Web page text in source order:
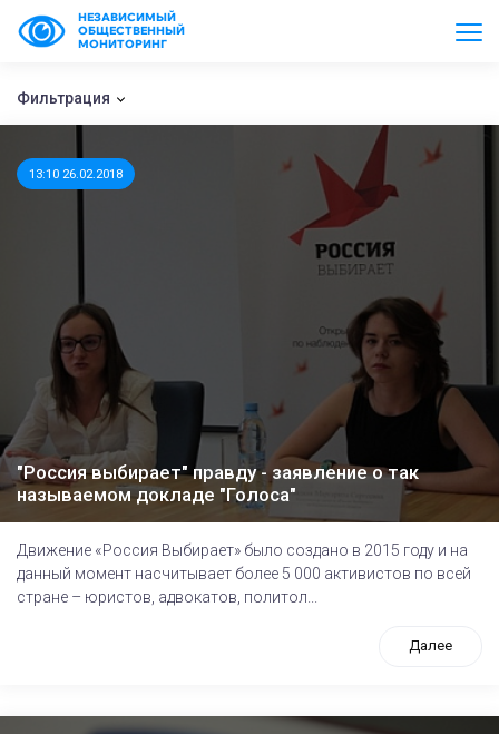
НЕЗАВИСИМЫЙ
ОБЩЕСТВЕННЫЙ
МОНИТОРИНГ
Фильтрация
13:10 26.02.2018
"Россия выбирает" правду - заявление о так
называемом докладе "Голоса"
Движение «Россия Выбирает» было создано в 2015 году и на
данный момент насчитывает более 5 000 активистов по всей
стране – юристов, адвокатов, политол...
Далее